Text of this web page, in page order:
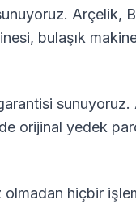
Arçelik,
bulaşık
orijinal yedek
hiçbir